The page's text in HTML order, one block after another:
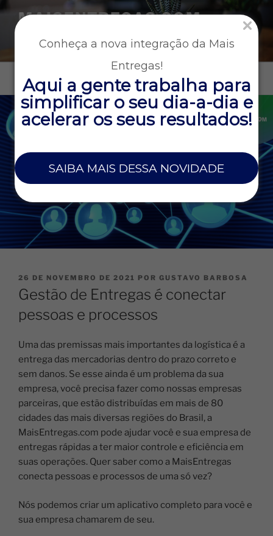
Conheça a nova integração da Mais
Entregas!
Aqui a gente trabalha para
simplificar o seu dia-a-dia e
acelerar os seus resultados!
SAIBA MAIS DESSA NOVIDADE
MAISENTREGAS.COM
rápidas
Menu
26 DE NOVEMBRO DE 2021 POR GUSTAVO BARBOSA
Gestão de Entregas é conectar
pessoas e processos
Uma das premissas mais importantes da logística é a
entrega das mercadorias dentro do prazo correto e
sem danos. Se esse ainda é um problema da sua
empresa, você precisa fazer como nossas empresas
parceiras, que estão distribuídas em mais de 80
cidades das mais diversas regiões do Brasil, a
MaisEntregas.com pode ajudar você e sua empresa de
entregas rápidas a ter maior controle e eficiência em
suas operações. Quer saber como a MaisEntregas
conecta pessoas e processos de uma só vez?
Nós podemos criar um aplicativo completo para você e
sua empresa chamarem de seu.